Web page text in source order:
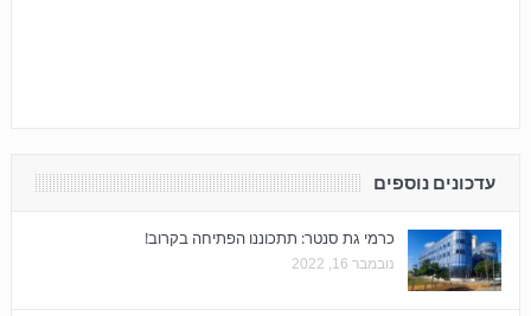
עדכונים נוספים
כרמי גת סנטר: תתכוננו הפתיחה בקרוב!
נובמבר 16, 2022